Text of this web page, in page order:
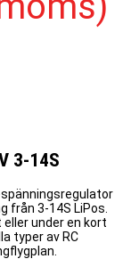
3-14S
spänningsregulator
från 3-14S LiPos.
under en kort
typer av RC